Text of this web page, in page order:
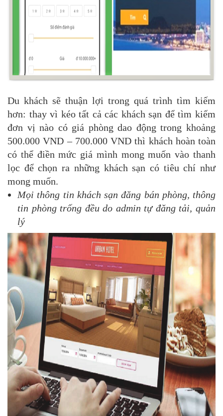
Du khách sẽ thuận lợi trong quá trình tìm kiếm
hơn: thay vì kéo tất cả các khách sạn để tìm kiếm
đơn vị nào có giá phòng dao động trong khoảng
500.000 VND – 700.000 VND thì khách hoàn toàn
có thể điền mức giá mình mong muốn vào thanh
lọc để chọn ra những khách sạn có tiêu chí như
mong muốn.
Mọi thông tin khách sạn đăng bán phòng, thông
tin phòng trống đều do admin tự đăng tải, quản
lý